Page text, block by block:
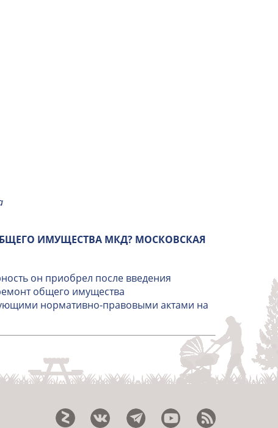
ИМУЩЕСТВА МКД? МОСКОВСКАЯ
он приобрел после введения
общего имущества
нормативно-правовыми актами на